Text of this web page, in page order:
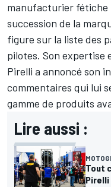
manufacturier fétiche
succession de la
figure sur la liste des
pilotes. Son expertise
Pirelli a annoncé son
commentaires qui lui
gamme de produits
Lire aussi :
Tout
Pirelli